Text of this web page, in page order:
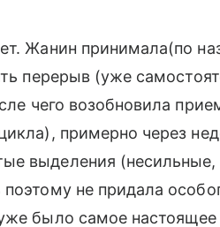
Жанин принимала(по
перерыв (уже
чего возобновила
примерно через
выделения
не придала
было самое настоящее